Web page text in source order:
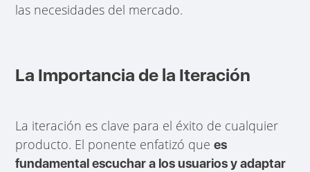
las necesidades del mercado.
La Importancia de la Iteración
La iteración es clave para el éxito de cualquier
producto. El ponente enfatizó quees
fundamental escuchar a los usuarios y adaptar